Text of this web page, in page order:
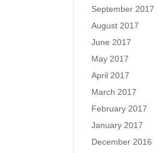
September 2017
August 2017
June 2017
May 2017
April 2017
March 2017
February 2017
January 2017
December 2016